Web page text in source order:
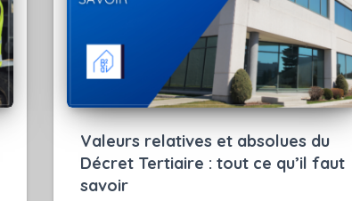
Valeurs relatives et absolues du
Décret Tertiaire : tout ce qu’il faut
savoir